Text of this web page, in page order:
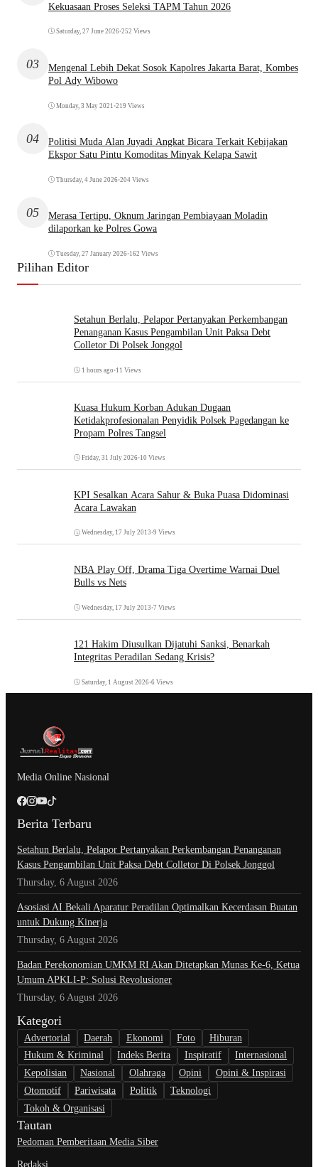
Kekuasaan Proses Seleksi TAPM Tahun 2026
Saturday, 27 June 2026•252 Views
03
Mengenal Lebih Dekat Sosok Kapolres Jakarta Barat, Kombes
Pol Ady Wibowo
Monday, 3 May 2021 •219 Views
04
Politisi Muda Alan Juyadi Angkat Bicara Terkait Kebijakan
Ekspor Satu Pintu Komoditas Minyak Kelapa Sawit
Thursday, 4 June 2026•204 Views
05
Merasa Tertipu, Oknum Jaringan Pembiayaan Moladin
dilaporkan ke Polres Gowa
Tuesday, 27 January 2026•162 Views
Pilihan Editor
Setahun Berlalu, Pelapor Pertanyakan Perkembangan
Penanganan Kasus Pengambilan Unit Paksa Debt
Colletor Di Polsek Jonggol
1 hours ago •11 Views
Kuasa Hukum Korban Adukan Dugaan
Ketidakprofesionalan Penyidik Polsek Pagedangan ke
Propam Polres Tangsel
Friday, 31 July 2026•10 Views
KPI Sesalkan Acara Sahur & Buka Puasa Didominasi
Acara Lawakan
Wednesday, 17 July 2013 •9 Views
NBA Play Off, Drama Tiga Overtime Warnai Duel
Bulls vs Nets
Wednesday, 17 July 2013 •7 Views
121 Hakim Diusulkan Dijatuhi Sanksi, Benarkah
Integritas Peradilan Sedang Krisis?
Saturday, 1 August 2026•6 Views
Media Online Nasional
Berita Terbaru
Setahun Berlalu, Pelapor Pertanyakan Perkembangan Penanganan
Kasus Pengambilan Unit Paksa Debt Colletor Di Polsek Jonggol
Thursday, 6 August 2026
Asosiasi AI Bekali Aparatur Peradilan Optimalkan Kecerdasan Buatan
untuk Dukung Kinerja
Thursday, 6 August 2026
Badan Perekonomian UMKM RI Akan Ditetapkan Munas Ke-6, Ketua
Umum APKLI-P: Solusi Revolusioner
Thursday, 6 August 2026
Kategori
Advertorial Daerah Ekonomi Foto
Hiburan
Hukum & Kriminal
Indeks Berita Inspiratif
Internasional
Kepolisian
Nasional Olahraga Opini
Opini & Inspirasi
Otomotif
Pariwisata Politik
Teknologi
Tokoh & Organisasi
Tautan
Pedoman Pemberitaan Media Siber
Redaksi